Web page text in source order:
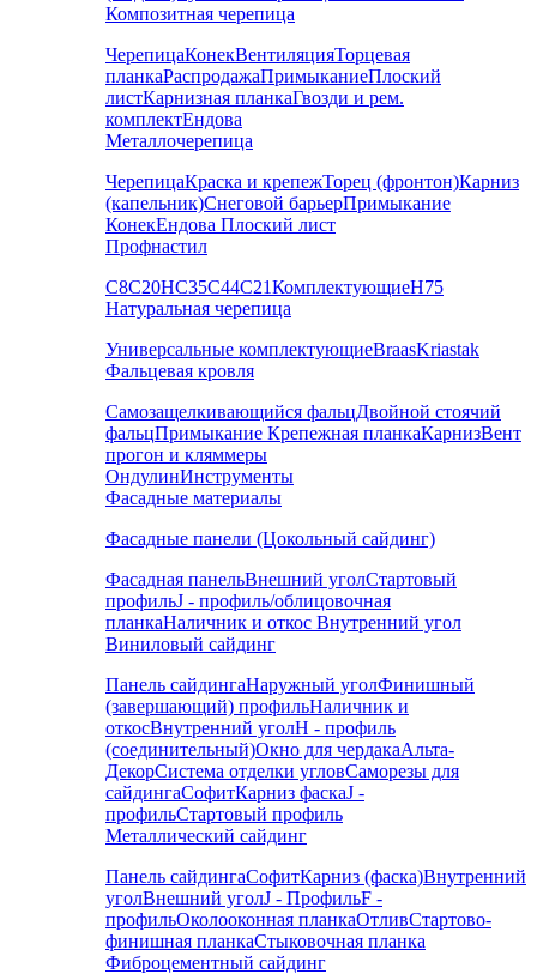
Композитная черепица
ЧерепицаКонекВентиляцияТорцевая
планкаРаспродажаПримыканиеПлоский
листКарнизная планкаГвозди и рем.
комплектЕндова
Металлочерепица
ЧерепицаКраска и крепежТорец (фронтон)Карниз
(капельник)Снеговой барьерПримыкание
КонекЕндова Плоский лист
Профнастил
С8С20НС35С44С21КомплектующиеН75
Натуральная черепица
Универсальные комплектующиеBraasKriastak
Фальцевая кровля
Самозащелкивающийся фальцДвойной стоячий
фальцПримыкание Крепежная планкаКарнизВент
прогон и кляммеры
ОндулинИнструменты
Фасадные материалы
Фасадные панели (Цокольный сайдинг)
Фасадная панельВнешний уголСтартовый
профильJ - профиль/облицовочная
планкаНаличник и откос Внутренний угол
Виниловый сайдинг
Панель сайдингаНаружный уголФинишный
(завершающий) профильНаличник и
откосВнутренний уголH - профиль
(соединительный)Окно для чердакаАльта-
ДекорСистема отделки угловСаморезы для
сайдингаСофитКарниз фаскаJ -
профильСтартовый профиль
Металлический сайдинг
Панель сайдингаСофитКарниз (фаска)Внутренний
уголВнешний уголJ - ПрофильF -
профильОколооконная планкаОтливСтартово-
финишная планкаСтыковочная планка
Фиброцементный сайдинг